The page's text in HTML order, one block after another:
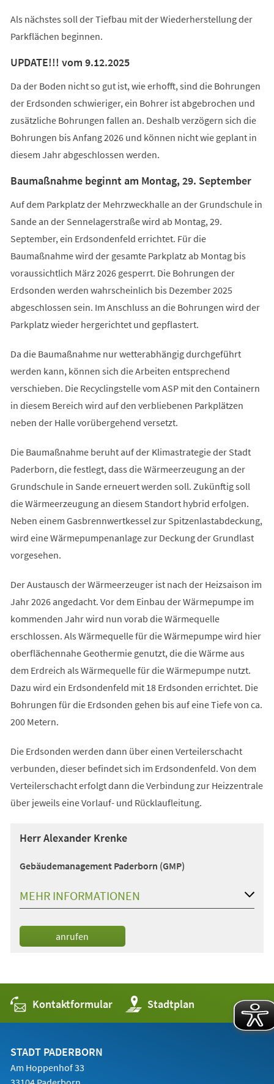
Als nächstes soll der Tiefbau mit der Wiederherstellung der
Parkflächen beginnen.
UPDATE!!! vom 9.12.2025
Da der Boden nicht so gut ist, wie erhofft, sind die Bohrungen
der Erdsonden schwieriger, ein Bohrer ist abgebrochen und
zusätzliche Bohrungen fallen an. Deshalb verzögern sich die
Bohrungen bis Anfang 2026 und können nicht wie geplant in
diesem Jahr abgeschlossen werden.
Baumaßnahme beginnt am Montag, 29. September
Auf dem Parkplatz der Mehrzweckhalle an der Grundschule in
Sande an der Sennelagerstraße wird ab Montag, 29.
September, ein Erdsondenfeld errichtet. Für die
Baumaßnahme wird der gesamte Parkplatz ab Montag bis
voraussichtlich März 2026 gesperrt. Die Bohrungen der
Erdsonden werden wahrscheinlich bis Dezember 2025
abgeschlossen sein. Im Anschluss an die Bohrungen wird der
Parkplatz wieder hergerichtet und gepflastert.
Da die Baumaßnahme nur wetterabhängig durchgeführt
werden kann, können sich die Arbeiten entsprechend
verschieben. Die Recyclingstelle vom ASP mit den Containern
in diesem Bereich wird auf den verbliebenen Parkplätzen
neben der Halle vorübergehend versetzt.
Die Baumaßnahme beruht auf der Klimastrategie der Stadt
Paderborn, die festlegt, dass die Wärmeerzeugung an der
Grundschule in Sande erneuert werden soll. Zukünftig soll
die Wärmeerzeugung an diesem Standort hybrid erfolgen.
Neben einem Gasbrennwertkessel zur Spitzenlastabdeckung,
wird eine Wärmepumpenanlage zur Deckung der Grundlast
vorgesehen.
Der Austausch der Wärmeerzeuger ist nach der Heizsaison im
Jahr 2026 angedacht. Vor dem Einbau der Wärmepumpe im
kommenden Jahr wird nun vorab die Wärmequelle
erschlossen. Als Wärmequelle für die Wärmepumpe wird hier
oberflächennahe Geothermie genutzt, die die Wärme aus
dem Erdreich als Wärmequelle für die Wärmepumpe nutzt.
Dazu wird ein Erdsondenfeld mit 18 Erdsonden errichtet. Die
Bohrungen für die Erdsonden gehen bis auf eine Tiefe von ca.
200 Metern.
Die Erdsonden werden dann über einen Verteilerschacht
verbunden, dieser befindet sich im Erdsondenfeld. Von dem
Verteilerschacht erfolgt dann die Verbindung zur Heizzentrale
über jeweils eine Vorlauf- und Rücklaufleitung.
Herr Alexander Krenke
Gebäudemanagement Paderborn (GMP)
MEHR INFORMATIONEN
anrufen
Kontaktformular Stadtplan
(Öffnet
in
einem
STADT PADERBORN
Am Hoppenhof 33